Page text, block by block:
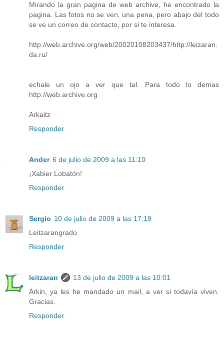
Mirando la gran pagina de web archive, he encontrado la
pagina. Las fotos no se ven, una pena, pero abajo del todo
se ve un correo de contacto, por si te interesa.
http://web.archive.org/web/20020108203437/http://leizaran.
da.ru/
echale un ojo a ver que tal. Para todo lo demas
http://web.archive.org
Arkaitz
Responder
Ander 6 de julio de 2009 a las 11:10
¡Xabier Lobatón!
Responder
Sergio 10 de julio de 2009 a las 17:19
Leitzarangrado.
Responder
leitzaran
13 de julio de 2009 a las 10:01
Arkin, ya les he mandado un mail, a ver si todavía viven.
Gracias.
Responder